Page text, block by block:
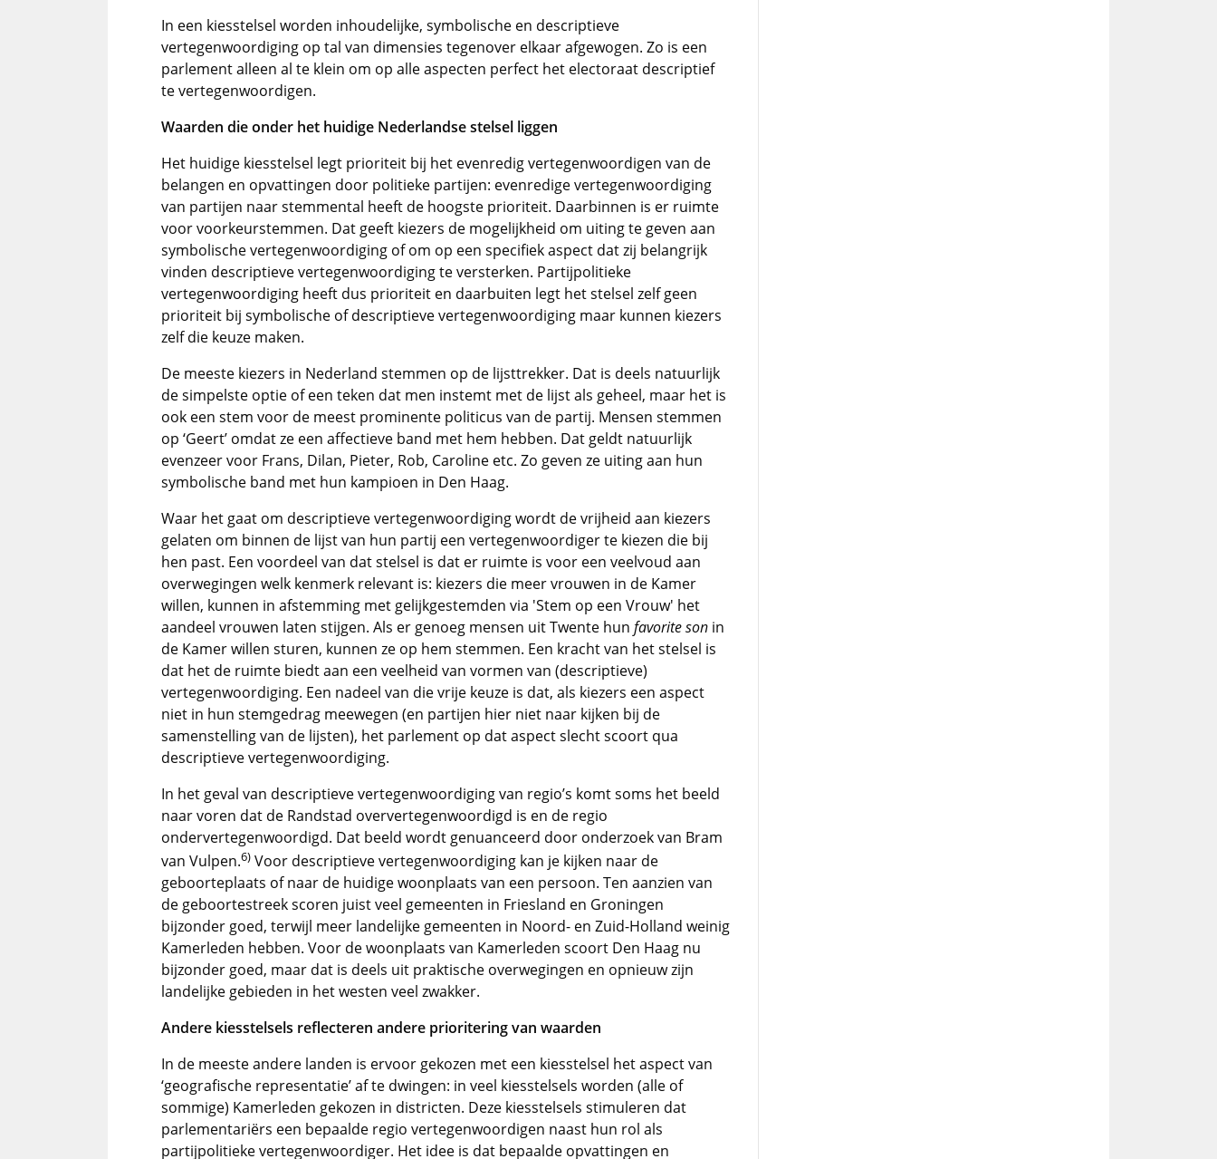
In een kiesstelsel worden inhoudelijke, symbolische en descriptieve
vertegenwoordiging op tal van dimensies tegenover elkaar afgewogen. Zo is een
parlement alleen al te klein om op alle aspecten perfect het electoraat descriptief
te vertegenwoordigen.
Waarden die onder het huidige Nederlandse stelsel liggen
Het huidige kiesstelsel legt prioriteit bij het evenredig vertegenwoordigen van de
belangen en opvattingen door politieke partijen: evenredige vertegenwoordiging
van partijen naar stemmental heeft de hoogste prioriteit. Daarbinnen is er ruimte
voor voorkeurstemmen. Dat geeft kiezers de mogelijkheid om uiting te geven aan
symbolische vertegenwoordiging of om op een specifiek aspect dat zij belangrijk
vinden descriptieve vertegenwoordiging te versterken. Partijpolitieke
vertegenwoordiging heeft dus prioriteit en daarbuiten legt het stelsel zelf geen
prioriteit bij symbolische of descriptieve vertegenwoordiging maar kunnen kiezers
zelf die keuze maken.
De meeste kiezers in Nederland stemmen op de lijsttrekker. Dat is deels natuurlijk
de simpelste optie of een teken dat men instemt met de lijst als geheel, maar het is
ook een stem voor de meest prominente politicus van de partij. Mensen stemmen
op ‘Geert’ omdat ze een affectieve band met hem hebben. Dat geldt natuurlijk
evenzeer voor Frans, Dilan, Pieter, Rob, Caroline etc. Zo geven ze uiting aan hun
symbolische band met hun kampioen in Den Haag.
Waar het gaat om descriptieve vertegenwoordiging wordt de vrijheid aan kiezers
gelaten om binnen de lijst van hun partij een vertegenwoordiger te kiezen die bij
hen past. Een voordeel van dat stelsel is dat er ruimte is voor een veelvoud aan
overwegingen welk kenmerk relevant is: kiezers die meer vrouwen in de Kamer
willen, kunnen in afstemming met gelijkgestemden via 'Stem op een Vrouw' het
aandeel vrouwen laten stijgen. Als er genoeg mensen uit Twente hun favorite son in
de Kamer willen sturen, kunnen ze op hem stemmen. Een kracht van het stelsel is
dat het de ruimte biedt aan een veelheid van vormen van (descriptieve)
vertegenwoordiging. Een nadeel van die vrije keuze is dat, als kiezers een aspect
niet in hun stemgedrag meewegen (en partijen hier niet naar kijken bij de
samenstelling van de lijsten), het parlement op dat aspect slecht scoort qua
descriptieve vertegenwoordiging.
In het geval van descriptieve vertegenwoordiging van regio’s komt soms het beeld
naar voren dat de Randstad oververtegenwoordigd is en de regio
ondervertegenwoordigd. Dat beeld wordt genuanceerd door onderzoek van Bram
van Vulpen.6) Voor descriptieve vertegenwoordiging kan je kijken naar de
geboorteplaats of naar de huidige woonplaats van een persoon. Ten aanzien van
de geboortestreek scoren juist veel gemeenten in Friesland en Groningen
bijzonder goed, terwijl meer landelijke gemeenten in Noord- en Zuid-Holland weinig
Kamerleden hebben. Voor de woonplaats van Kamerleden scoort Den Haag nu
bijzonder goed, maar dat is deels uit praktische overwegingen en opnieuw zijn
landelijke gebieden in het westen veel zwakker.
Andere kiesstelsels reflecteren andere prioritering van waarden
In de meeste andere landen is ervoor gekozen met een kiesstelsel het aspect van
‘geografische representatie’ af te dwingen: in veel kiesstelsels worden (alle of
sommige) Kamerleden gekozen in districten. Deze kiesstelsels stimuleren dat
parlementariërs een bepaalde regio vertegenwoordigen naast hun rol als
partijpolitieke vertegenwoordiger. Het idee is dat bepaalde opvattingen en